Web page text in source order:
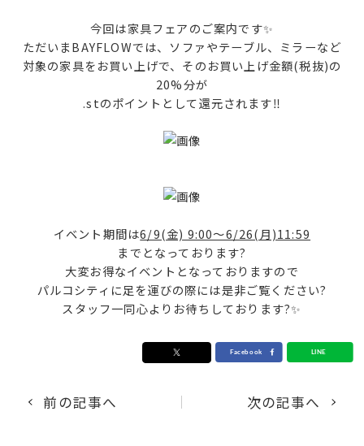
今回は家具フェアのご案内です✨
ただいまBAYFLOWでは、ソファやテーブル、ミラーなど
対象の家具をお買い上げで、そのお買い上げ金額(税抜)の
20%分が
.stのポイントとして還元されます‼️
イベント期間は6/9(金) 9:00〜6/26(月)11:59
までとなっております?
大変お得なイベントとなっておりますので
パルコシティに足を運びの際には是非ご覧ください?
スタッフ一同心よりお待ちしております?✨
前の記事へ 次の記事へ